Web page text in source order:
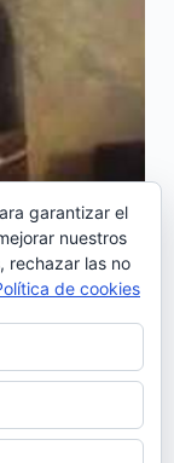
lista
por
garantizar el
nuestros
rechazar las no
de cookies